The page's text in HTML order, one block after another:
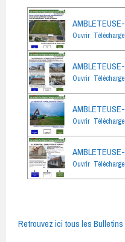
Ouvrir
Ouvrir
Ouvrir
Ouvrir
Retrouvez ici tous les